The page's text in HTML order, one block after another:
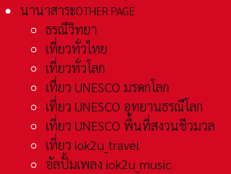
นานาสาระOTHER PAGE
ธรณีวิทยา
เที่ยวทั่วไทย
เที่ยวทั่วโลก
เที่ยว UNESCO มรดกโลก
เที่ยว UNESCO อุทยานธรณีโลก
เที่ยว UNESCO พื้นที่สงวนชีวมวล
เที่ยว iok2u_travel
อัลปั้มเพลง iok2u_music